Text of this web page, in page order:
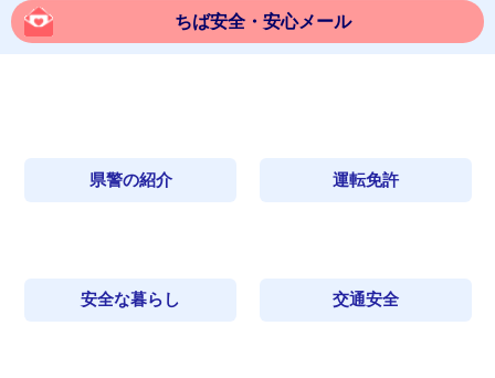
ちば安全・安心メール
県警の紹介 運転免許
安全な暮らし 交通安全